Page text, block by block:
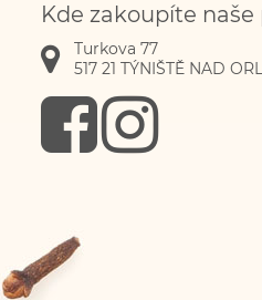
Kde zakoupíte
Turkova 77
517 21 TÝNIŠTĚ NAD